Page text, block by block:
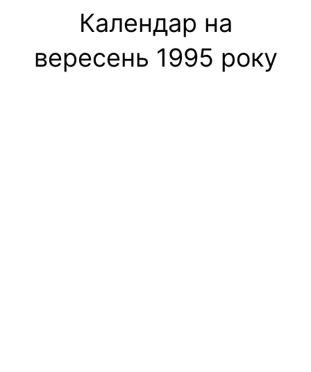
Календар на
вересень 1995 року